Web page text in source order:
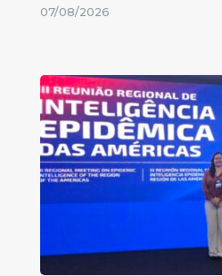
07/08/2026